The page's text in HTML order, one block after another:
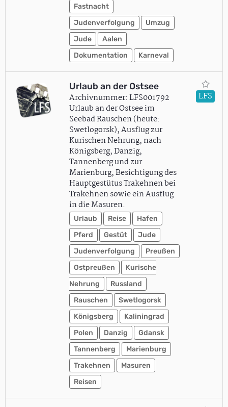
Fastnacht
Judenverfolgung
Umzug
Jude
Aalen
Dokumentation
Karneval
Urlaub an der Ostsee
Archivnummer: LFS001792
Urlaub an der Ostsee im
Seebad Rauschen (heute:
Swetlogorsk), Ausflug zur
Kurischen Nehrung, nach
Königsberg, Danzig,
Tannenberg und zur
Marienburg, Besichtigung des
Hauptgestütus Trakehnen bei
Trakehnen sowie ein Ausflug
in die Masuren.
Urlaub Reise
Hafen
Pferd
Gestüt
Jude
Judenverfolgung
Preußen
Ostpreußen
Kurische
Nehrung
Russland
Rauschen
Swetlogorsk
Königsberg
Kaliningrad
Polen
Danzig
Gdansk
Tannenberg
Marienburg
Trakehnen
Masuren
Reisen
LFS